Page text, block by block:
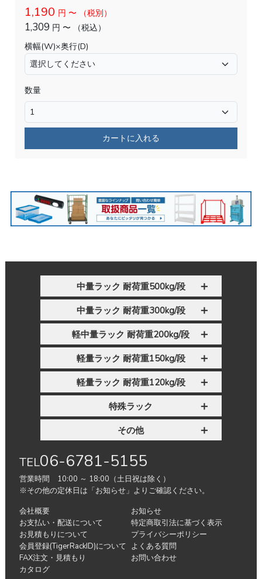
1,190 円 〜 （税別）
1,309 円 〜
（税込）
横幅(W)×奥行(D)
数量
カートに入れる
中量ラック 耐荷重500kg/段
中量ラック 耐荷重300kg/段
軽中量ラック 耐荷重200kg/段
軽量ラック 耐荷重150kg/段
軽量ラック 耐荷重120kg/段
特殊ラック
その他
TEL06-6781-5155
営業時間 10:00 ～ 18:00（土日祝は除く）
※その他の定休日は「お知らせ」よりご確認ください。
会社概要
お支払い・配送について
お見積もりについて
会員登録(TigerRackID)について
FAX注文・見積もり
カタログ
お知らせ
特定商取引法に基づく表示
プライバシーポリシー
よくある質問
お問い合わせ